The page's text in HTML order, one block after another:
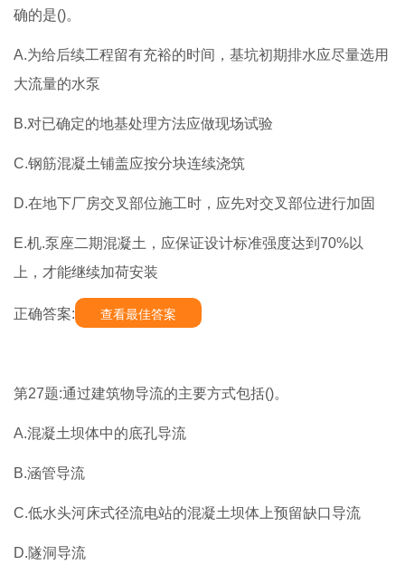
确的是()。
A.为给后续工程留有充裕的时间，基坑初期排水应尽量选用
大流量的水泵
B.对已确定的地基处理方法应做现场试验
C.钢筋混凝土铺盖应按分块连续浇筑
D.在地下厂房交叉部位施工时，应先对交叉部位进行加固
E.机.泵座二期混凝土，应保证设计标准强度达到70%以
上，才能继续加荷安装
正确答案: 查看最佳答案
第27题:通过建筑物导流的主要方式包括()。
A.混凝土坝体中的底孔导流
B.涵管导流
C.低水头河床式径流电站的混凝土坝体上预留缺口导流
D.隧洞导流